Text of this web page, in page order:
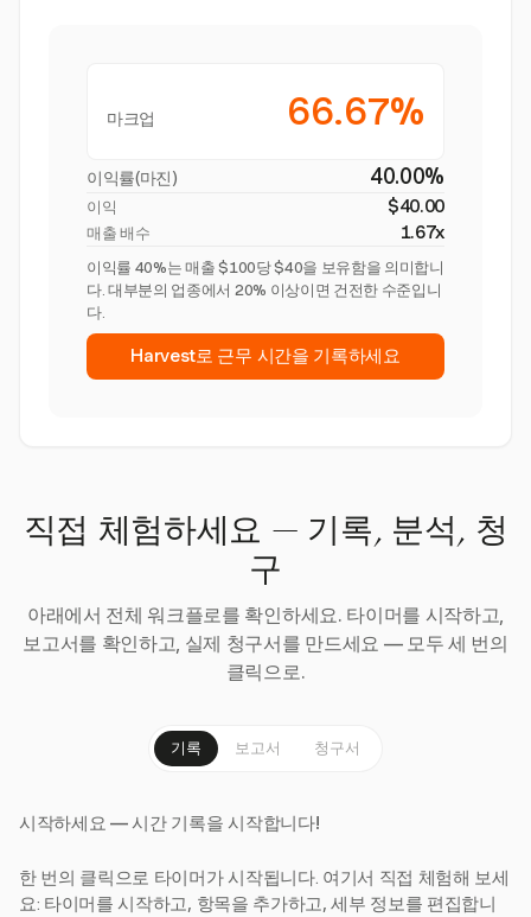
마크업 66.67%
이익률(마진) 40.00%
이익 $40.00
매출 배수 1.67x
이익률 40%는 매출 $100당 $40을 보유함을 의미합니
다. 대부분의 업종에서 20% 이상이면 건전한 수준입니
다.
Harvest로 근무 시간을 기록하세요
직접 체험하세요 — 기록, 분석, 청
구
아래에서 전체 워크플로를 확인하세요. 타이머를 시작하고,
보고서를 확인하고, 실제 청구서를 만드세요 — 모두 세 번의
클릭으로.
기록 보고서 청구서
시작하세요 — 시간 기록을 시작합니다!
한 번의 클릭으로 타이머가 시작됩니다. 여기서 직접 체험해 보세
요: 타이머를 시작하고, 항목을 추가하고, 세부 정보를 편집합니